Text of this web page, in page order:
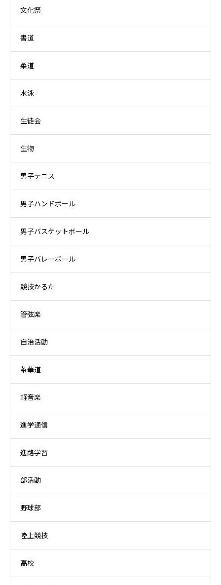
文化祭
書道
柔道
水泳
生徒会
生物
男子テニス
男子ハンドボール
男子バスケットボール
男子バレーボール
競技かるた
管弦楽
自治活動
茶華道
軽音楽
進学通信
進路学習
部活動
野球部
陸上競技
高校